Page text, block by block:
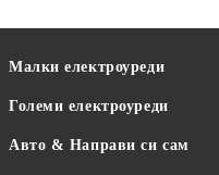
Малки електроуреди
Големи електроуреди
Авто & Направи си сам